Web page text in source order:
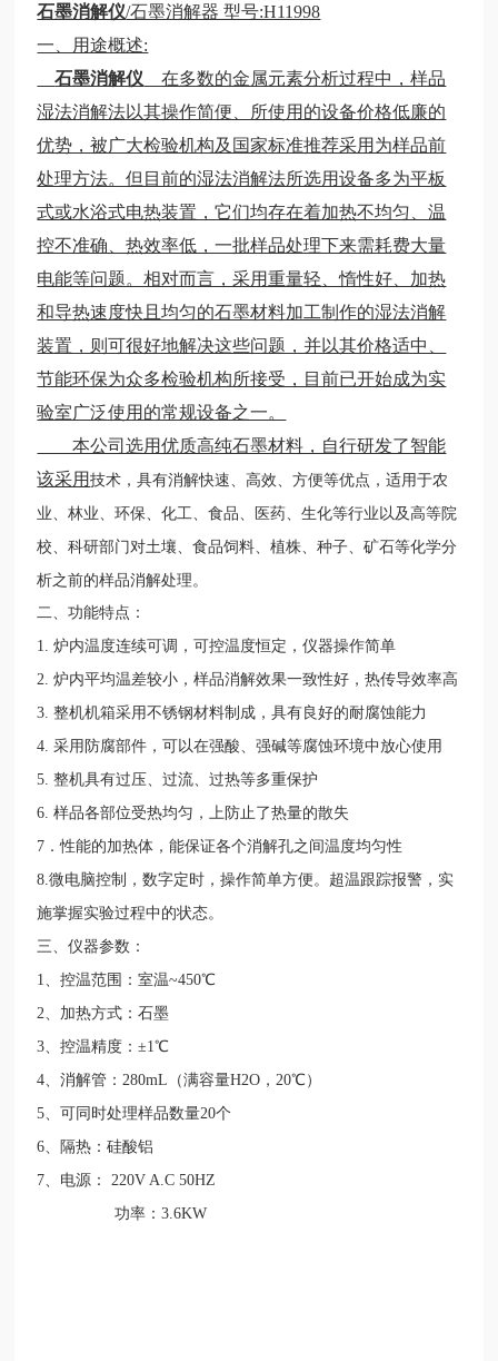
石墨消解仪/石墨消解器 型号:H11998
一、用途概述:
石墨消解仪 在多数的金属元素分析过程中，样品
湿法消解法以其操作简便、所使用的设备价格低廉的
优势，被广大检验机构及国家标准推荐采用为样品前
处理方法。但目前的湿法消解法所选用设备多为平板
式或水浴式电热装置，它们均存在着加热不均匀、温
控不准确、热效率低，一批样品处理下来需耗费大量
电能等问题。相对而言，采用重量轻、惰性好、加热
和导热速度快且均匀的石墨材料加工制作的湿法消解
装置，则可很好地解决这些问题，并以其价格适中、
节能环保为众多检验机构所接受，目前已开始成为实
验室广泛使用的常规设备之一。
本公司选用优质高纯石墨材料，自行研发了智能
该采用技术，具有消解快速、高效、方便等优点，适用于农
业、林业、环保、化工、食品、医药、生化等行业以及高等院
校、科研部门对土壤、食品饲料、植株、种子、矿石等化学分
析之前的样品消解处理。
二、功能特点：
1. 炉内温度连续可调，可控温度恒定，仪器操作简单
2. 炉内平均温差较小，样品消解效果一致性好，热传导效率高
3. 整机机箱采用不锈钢材料制成，具有良好的耐腐蚀能力
4. 采用防腐部件，可以在强酸、强碱等腐蚀环境中放心使用
5. 整机具有过压、过流、过热等多重保护
6. 样品各部位受热均匀，上防止了热量的散失
7．性能的加热体，能保证各个消解孔之间温度均匀性
8.微电脑控制，数字定时，操作简单方便。超温跟踪报警，实
施掌握实验过程中的状态。
三、仪器参数：
1、控温范围：室温~450℃
2、加热方式：石墨
3、控温精度：±1℃
4、消解管：280mL（满容量H2O，20℃）
5、可同时处理样品数量20个
6、隔热：硅酸铝
7、电源： 220V A.C 50HZ
功率：3.6KW